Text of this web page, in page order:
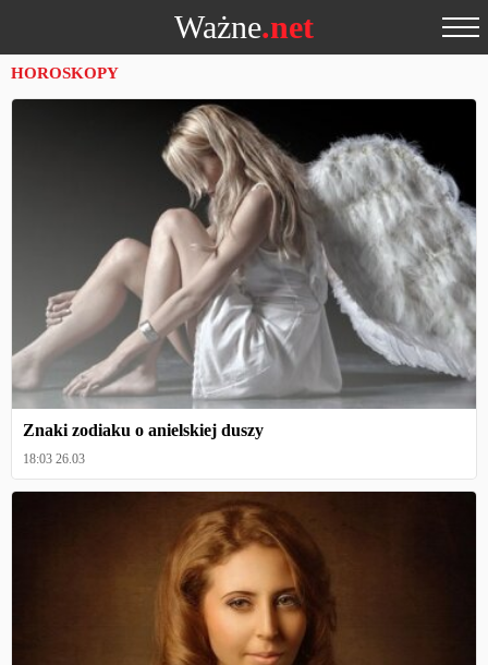
Ważne.net
HOROSKOPY
Znaki zodiaku o anielskiej duszy
18:03 26.03